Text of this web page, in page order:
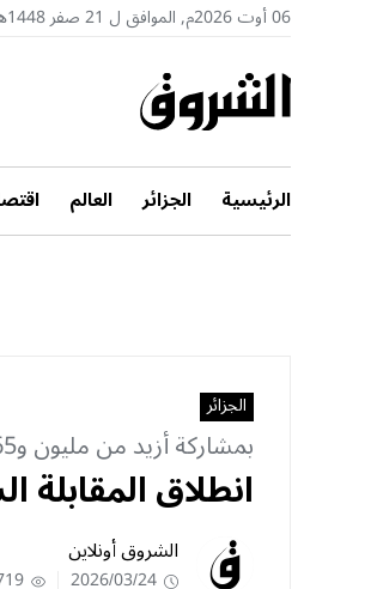
06 أوت 2026م, الموافق ل 21 صفر 1448هـ
الرئيسية الجزائر العالم
الجزائر
بمشاركة أزيد من مليون و65 ألف مترشح..
انطلاق
الشروق أونلاين
2026/03/24